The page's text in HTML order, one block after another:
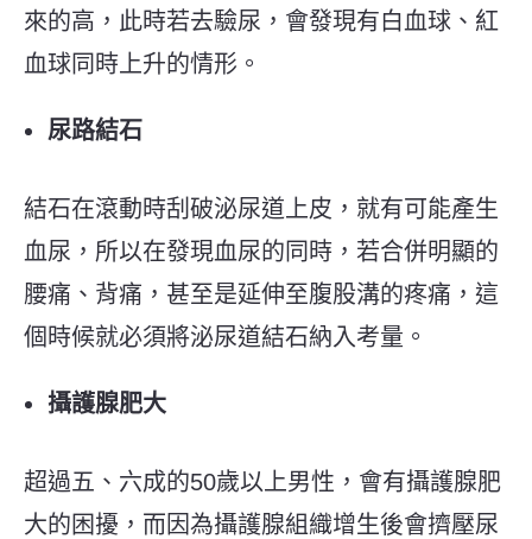
來的高，此時若去驗尿，會發現有白血球、紅
血球同時上升的情形。
尿路結石
結石在滾動時刮破泌尿道上皮，就有可能產生
血尿，所以在發現血尿的同時，若合併明顯的
腰痛、背痛，甚至是延伸至腹股溝的疼痛，這
個時候就必須將泌尿道結石納入考量。
攝護腺肥大
超過五、六成的50歲以上男性，會有攝護腺肥
大的困擾，而因為攝護腺組織增生後會擠壓尿